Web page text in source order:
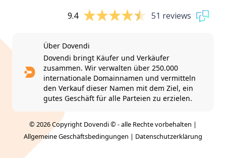
9.4 51 reviews
Über Dovendi
Dovendi bringt Käufer und Verkäufer
zusammen. Wir verwalten über 250.000
internationale Domainnamen und vermitteln
den Verkauf dieser Namen mit dem Ziel, ein
gutes Geschäft für alle Parteien zu erzielen.
© 2026 Copyright Dovendi © - alle Rechte vorbehalten |
Allgemeine Geschäftsbedingungen | Datenschutzerklärung